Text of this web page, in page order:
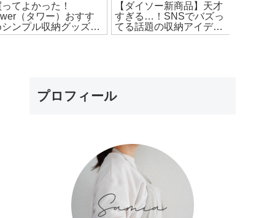
てよかった！
（タワー）おすす
シンプル収納グッズ7
【ダイソー新商品】天才
すぎる…！SNSでバズっ
てる話題の収納アイデア
総集編
プロフィール